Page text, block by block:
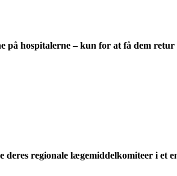
på hospitalerne – kun for at få dem retur
regionale lægemiddelkomiteer i et